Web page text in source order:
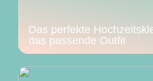
Das perfekte
das passende Outfit